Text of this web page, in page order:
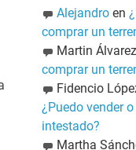
Alejandroen
comprar un
Martin Álvarez
comprar un
Fidencio
¿Puedo vender
intestado?
Martha